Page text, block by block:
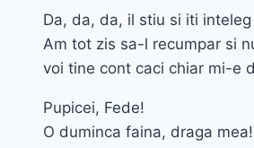
Lasting
Performance
Da, da, da, il stiu si iti
Am tot zis sa-l recumpar si
voi tine cont caci chiar mi-e
Pupicei, Fede!
O duminca faina, draga mea!